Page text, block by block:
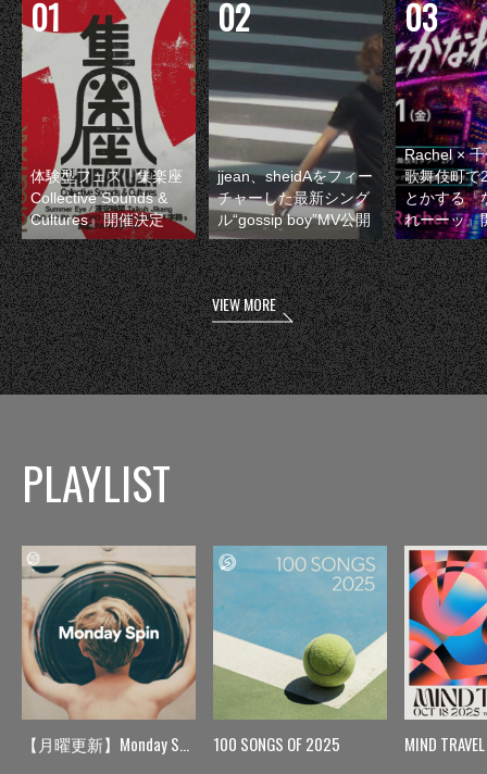
体験型フェス『集楽座
Collective Sounds &
Cultures』開催決定
jjean、sheidAをフィー
チャーした最新シング
ル“gossip boy”MV公開
Rachel ×
歌舞伎町で
とかする『
れーーッ』
VIEW MORE
PLAYLIST
【月曜更新】Monday Spin 100 SONGS OF 2025 MIND TRAVEL